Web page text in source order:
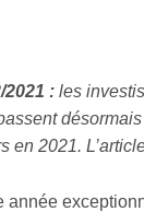
2021 : les
en 2021.
année